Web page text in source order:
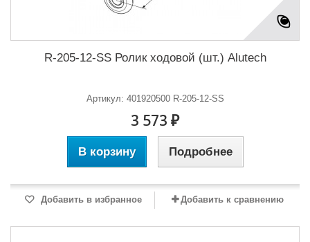
R-205-12-SS Ролик ходовой (шт.) Alutech
Артикул: 401920500 R-205-12-SS
3 573 ₽
В корзину Подробнее
Добавить в избранное Добавить к сравнению